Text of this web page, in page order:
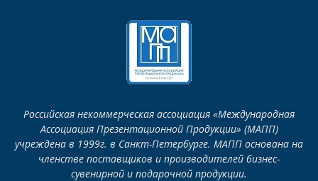
Российская некоммерческая ассоциация «Международная
Ассоциация Презентационной Продукции» (МАПП)
учреждена в 1999г. в Санкт-Петербурге. МАПП основана на
членстве поставщиков и производителей бизнес-
сувенирной и подарочной продукции.